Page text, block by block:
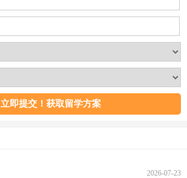
2026-07-23